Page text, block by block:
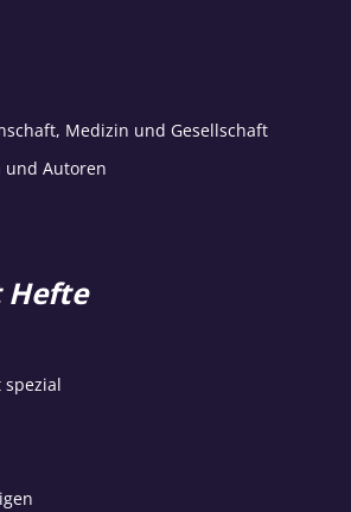
Medizin und Gesellschaft
und Autoren
Hefte